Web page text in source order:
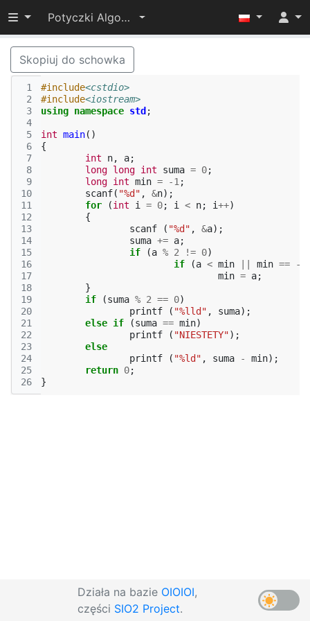
Przełącz widoczność menu
Potyczki Algorytmiczne 2015
Skopiuj do schowka
1
2
3
4
5
6
7
8
9
10
11
12
13
14
15
16
17
18
19
20
21
22
23
24
25
26
#include<cstdio>
#include<iostream>
using namespace std ;
int main()
{
int
n, a;
long long int suma = 0;
long int min = -1 ;
scanf( "%d" , &n);
for
(int i = 0; i < n; i++)
{
scanf
( "%d" , &a);
suma += a;
if
(a % 2 != 0)
if
(a < min min == -1
min = a;
}
if
(suma % 2 == 0)
printf
( "%lld" , suma);
else if (suma == min)
printf
( "NIESTETY");
else
printf
( "%ld" , suma - min);
return 0;
}
Działa na bazie OIOIOI,
części SIO2 Project.